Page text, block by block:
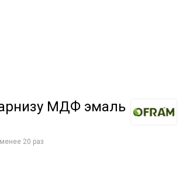
МДФ эмаль
20 раз